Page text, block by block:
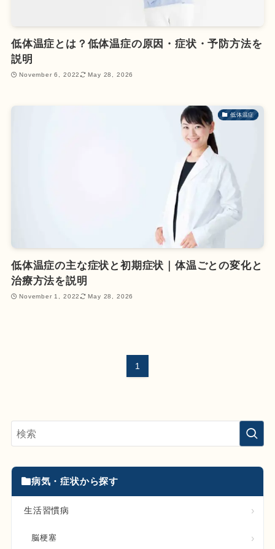
低体温症とは？低体温症の原因・症状・予防方法を
説明
November 6, 2022 May 28, 2026
低体温症
低体温症の主な症状と初期症状｜体温ごとの変化と
治療方法を説明
November 1, 2022 May 28, 2026
1
病気・症状から探す
生活習慣病
脳梗塞